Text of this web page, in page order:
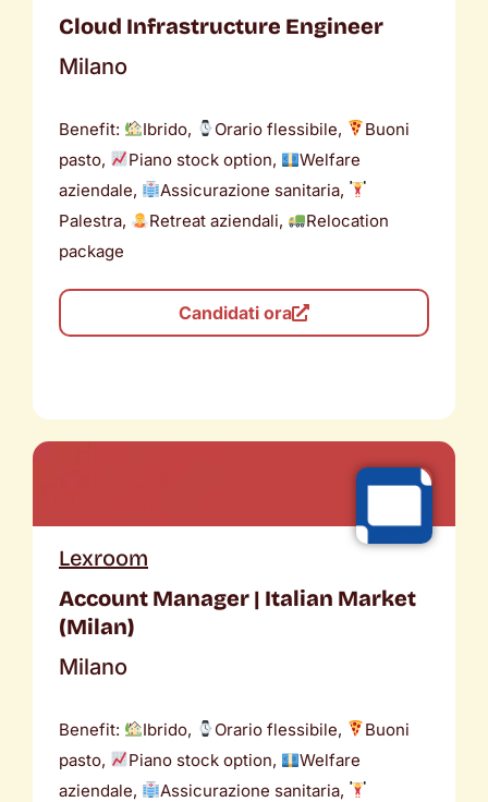
Cloud Infrastructure Engineer
Milano
Benefit: Ibrido, Orario flessibile,
Buoni
pasto,
Piano stock option,
Welfare
aziendale,
Assicurazione sanitaria,
Palestra,
Retreat aziendali,
Relocation
package
Candidati ora
Lexroom
Account Manager | Italian Market
(Milan)
Milano
Benefit: Ibrido, Orario flessibile,
Buoni
pasto,
Piano stock option,
Welfare
aziendale,
Assicurazione sanitaria,